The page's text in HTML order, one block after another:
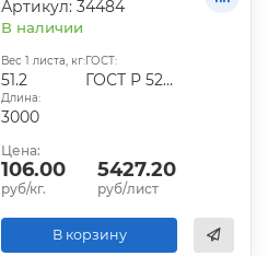
Артикул: 34484
В наличии
Вес 1 листа, кг:
51.2
ГОСТ:
ГОСТ Р 52246-2016
Длина:
3000
Цена:
106.00
руб/кг.
5427.20
руб/лист
В корзину